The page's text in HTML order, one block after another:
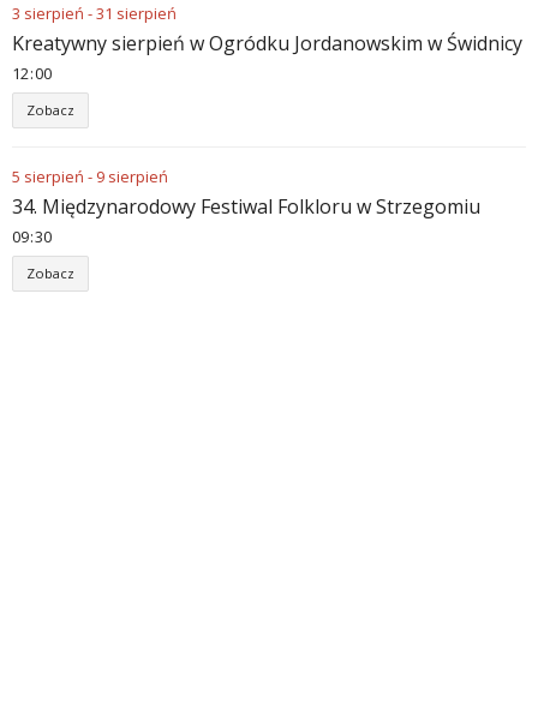
3 sierpień -31 sierpień
Kreatywny sierpień w Ogródku Jordanowskim w Świdnicy
12:00
Zobacz
5 sierpień - 9 sierpień
34. Międzynarodowy Festiwal Folkloru w Strzegomiu
09:30
Zobacz